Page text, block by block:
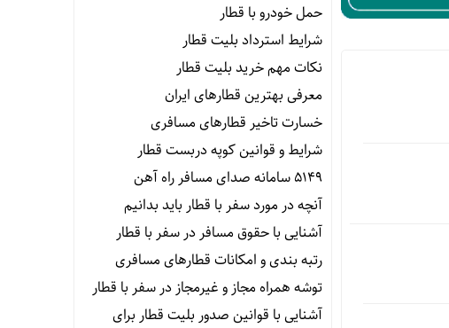
حمل خودرو با قطار
شرایط استرداد بلیت قطار
نکات مهم خرید بلیت قطار
معرفی بهترین قطارهای ایران
خسارت تاخیر قطارهای مسافری
شرایط و قوانین کوپه دربست قطار
۵۱۴۹ سامانه صدای مسافر راه آهن
آنچه در مورد سفر با قطار باید بدانیم
آشنایی با حقوق مسافر در سفر با قطار
رتبه بندی و امکانات قطارهای مسافری
توشه همراه مجاز و غیرمجاز در سفر با قطار
آشنایی با قوانین صدور بلیت قطار برای